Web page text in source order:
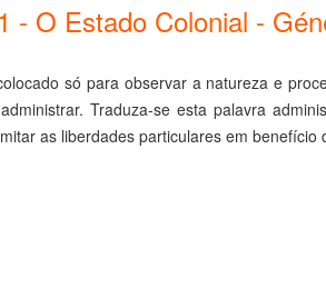
- O Estado Colonial -
só para observar a natureza e
Traduza-se esta palavra
as liberdades particulares em